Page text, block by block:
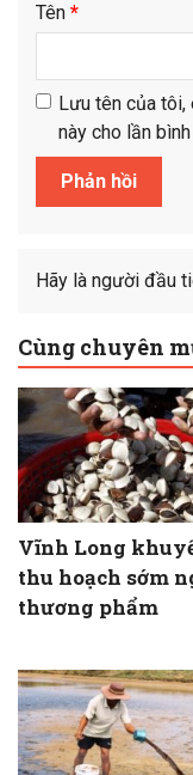
Tên *
Lưu tên của tôi,
này cho lần
Hãy là người đầu
Cùng chuyên
Vĩnh Long
thu hoạch sớm
thương phẩm